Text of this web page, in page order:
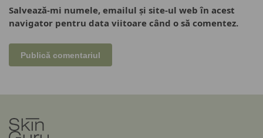
Salvează-mi numele, emailul și site-ul web în acest
navigator pentru data viitoare când o să comentez.